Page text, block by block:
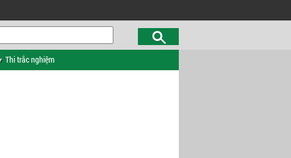
Thi trắc nghiệm